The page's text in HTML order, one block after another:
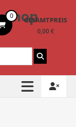
0 GESAMTPREIS
0,00 €